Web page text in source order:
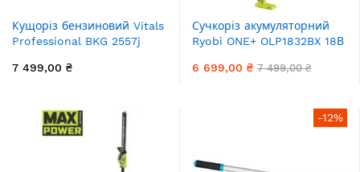
Кущоріз бензиновий Vitals
Professional BKG 2557j
D27мм 5.5кг
7 499,00 ₴
Сучкоріз акумуляторний
Ryobi ONE+ OLP1832BX 18В
АКБ та ЗП
6 699,00 ₴ 7 499,00 ₴
-12%